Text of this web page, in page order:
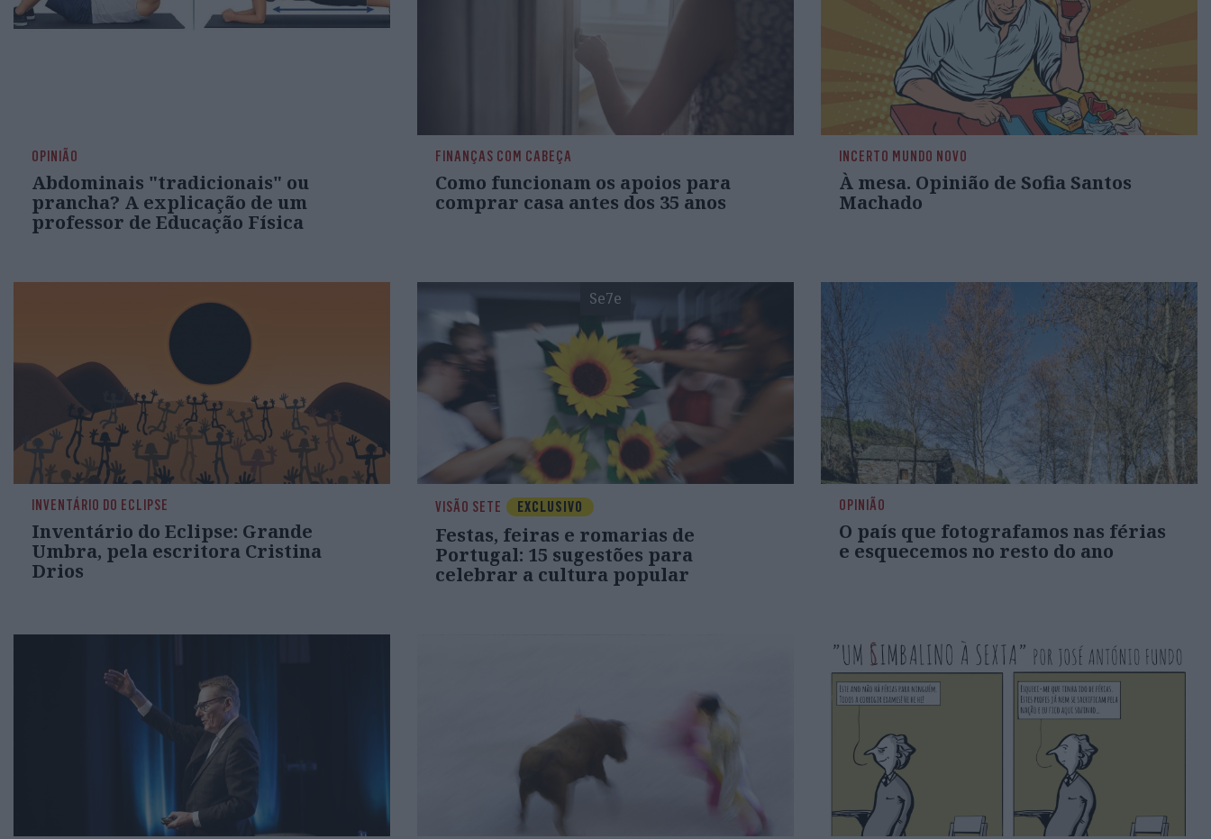
OPINIÃO
Abdominais "tradicionais" ou
prancha? A explicação de um
professor de Educação Física
FINANÇAS COM CABEÇA
Como funcionam os apoios para
comprar casa antes dos 35 anos
INCERTO MUNDO NOVO
À mesa. Opinião de Sofia Santos
Machado
INVENTÁRIO DO ECLIPSE
Inventário do Eclipse: Grande
Umbra, pela escritora Cristina
Drios
Se7e
VISÃO SETE EXCLUSIVO
Festas, feiras e romarias de
Portugal: 15 sugestões para
celebrar a cultura popular
OPINIÃO
O país que fotografamos nas férias
e esquecemos no resto do ano